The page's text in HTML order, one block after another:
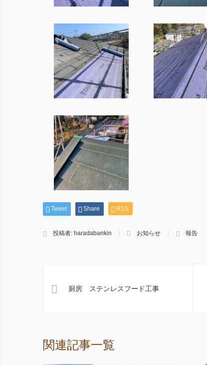
Tweet Share RSS
投稿者: haradabankin お知らせ 報告
厨房 ステンレスフード工事
関連記事一覧